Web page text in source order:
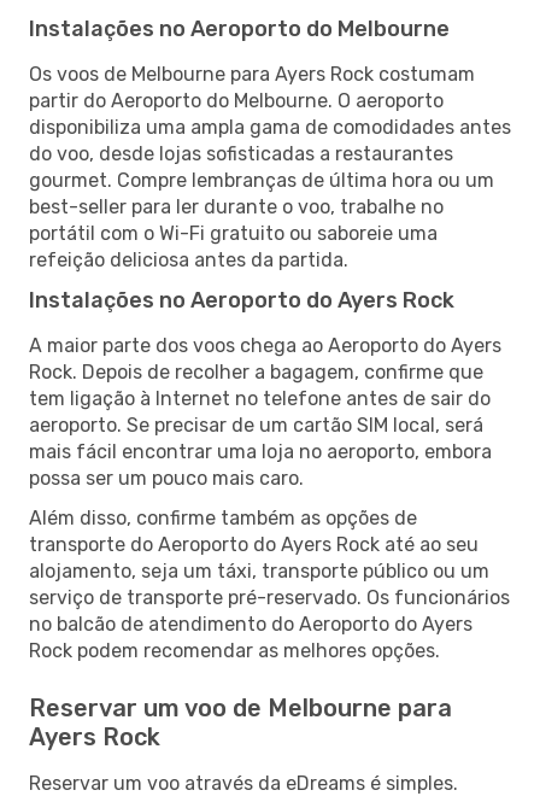
Instalações no Aeroporto do Melbourne
Os voos de Melbourne para Ayers Rock costumam
partir do Aeroporto do Melbourne. O aeroporto
disponibiliza uma ampla gama de comodidades antes
do voo, desde lojas sofisticadas a restaurantes
gourmet. Compre lembranças de última hora ou um
best-seller para ler durante o voo, trabalhe no
portátil com o Wi-Fi gratuito ou saboreie uma
refeição deliciosa antes da partida.
Instalações no Aeroporto do Ayers Rock
A maior parte dos voos chega ao Aeroporto do Ayers
Rock. Depois de recolher a bagagem, confirme que
tem ligação à Internet no telefone antes de sair do
aeroporto. Se precisar de um cartão SIM local, será
mais fácil encontrar uma loja no aeroporto, embora
possa ser um pouco mais caro.
Além disso, confirme também as opções de
transporte do Aeroporto do Ayers Rock até ao seu
alojamento, seja um táxi, transporte público ou um
serviço de transporte pré-reservado. Os funcionários
no balcão de atendimento do Aeroporto do Ayers
Rock podem recomendar as melhores opções.
Reservar um voo de Melbourne para
Ayers Rock
Reservar um voo através da eDreams é simples.